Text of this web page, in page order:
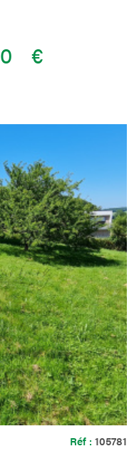
de Ferrette. Etat
€
Réf : 105781